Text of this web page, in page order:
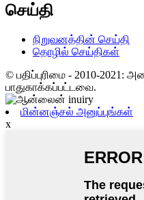
செய்தி
நிறுவனத்தின் செய்தி
தொழில் செய்திகள்
© பதிப்புரிமை - 2010-2021:
பாதுகாக்கப்பட்டவை.
மின்னஞ்சல் அனுப்புங்கள்
x